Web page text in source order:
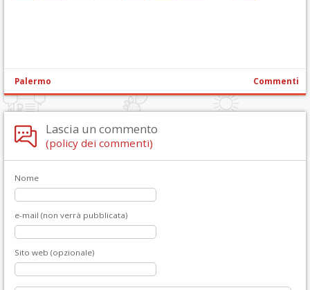
Palermo Commenti
Lascia un commento
(policy dei commenti)
Nome
e-mail (non verrà pubblicata)
Sito web (opzionale)